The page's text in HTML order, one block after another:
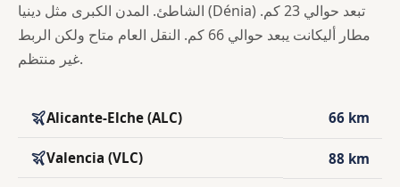
الشاطئ. المدن الكبرى مثل دينيا (Dénia) تبعد حوالي 23 كم.
مطار أليكانت يبعد حوالي 66 كم. النقل العام متاح ولكن الربط
غير منتظم.
Alicante-Elche (ALC) 66 km
Valencia (VLC) 88 km